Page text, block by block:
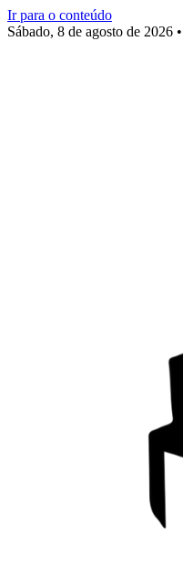
Ir para o conteúdo
Sábado, 8 de agosto de 2026